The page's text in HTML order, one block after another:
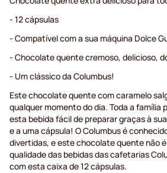
- 12 cápsulas
- Compatível com a sua máquina Dolce
- Chocolate quente cremoso, delicioso,
- Um clássico da Columbus!
Este chocolate quente com caramelo
qualquer momento do dia. Toda a família
esta bebida fácil de preparar graças à
e a uma cápsula! O Columbus é
divertidas, e este chocolate quente não
qualidade das bebidas das cafetarias
com esta caixa de 12 cápsulas.